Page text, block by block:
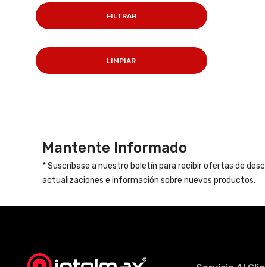
FILTRAR
LIMPIAR
Mantente Informado
* Suscríbase a nuestro boletín para recibir ofertas de
actualizaciones e información sobre nuevos productos.